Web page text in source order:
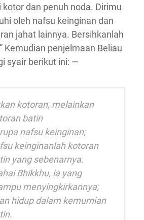
kotor dan penuh noda. Dirimu
oleh nafsu keinginan dan
jahat lainnya. Bersihkanlah
Kemudian penjelmaan Beliau
syair berikut ini: —
kotoran, melainkan
batin
nafsu keinginan;
keinginanlah kotoran
yang sebenarnya.
Bhikkhu, ia yang
menyingkirkannya;
hidup dalam kemurnian